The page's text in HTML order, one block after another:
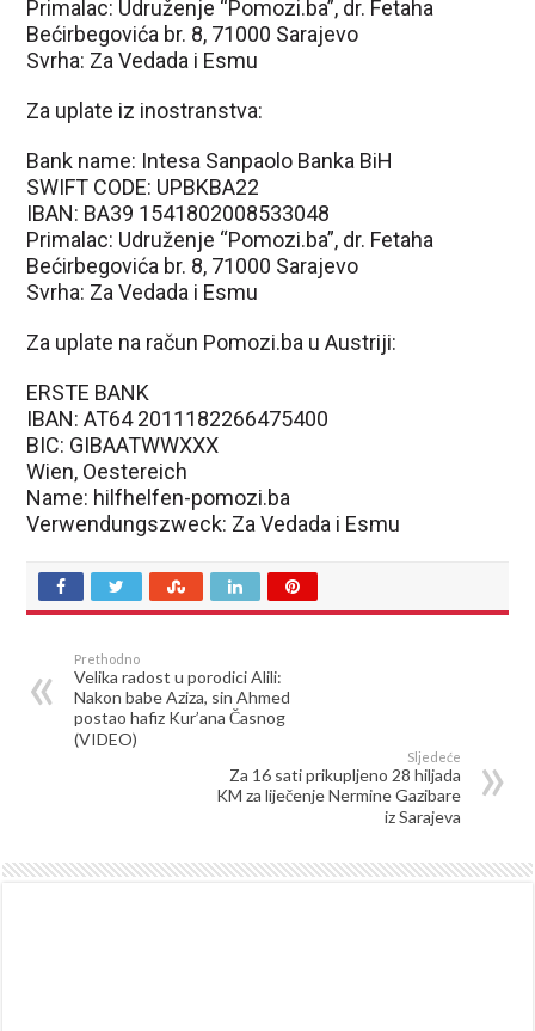
Primalac: Udruženje “Pomozi.ba”, dr. Fetaha
Bećirbegovića br. 8, 71000 Sarajevo
Svrha: Za Vedada i Esmu
Za uplate iz inostranstva:
Bank name: Intesa Sanpaolo Banka BiH
SWIFT CODE: UPBKBA22
IBAN: BA39 1541802008533048
Primalac: Udruženje “Pomozi.ba”, dr. Fetaha
Bećirbegovića br. 8, 71000 Sarajevo
Svrha: Za Vedada i Esmu
Za uplate na račun Pomozi.ba u Austriji:
ERSTE BANK
IBAN: AT64 2011182266475400
BIC: GIBAATWWXXX
Wien, Oestereich
Name: hilfhelfen-pomozi.ba
Verwendungszweck: Za Vedada i Esmu
Prethodno
Velika radost u porodici Alili:
Nakon babe Aziza, sin Ahmed
postao hafiz Kur’ana Časnog
(VIDEO)
Sljedeće
Za 16 sati prikupljeno 28 hiljada
KM za liječenje Nermine Gazibare
iz Sarajeva